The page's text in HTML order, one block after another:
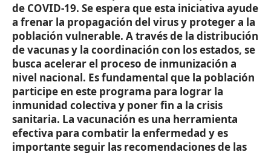
de COVID-19. Se espera que esta iniciativa ayude
a frenar la propagación del virus y proteger a la
población vulnerable. A través de la distribución
de vacunas y la coordinación con los estados, se
busca acelerar el proceso de inmunización a
nivel nacional. Es fundamental que la población
participe en este programa para lograr la
inmunidad colectiva y poner fin a la crisis
sanitaria. La vacunación es una herramienta
efectiva para combatir la enfermedad y es
importante seguir las recomendaciones de las